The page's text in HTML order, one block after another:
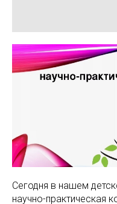
Сегодня в нашем
научно-практическая